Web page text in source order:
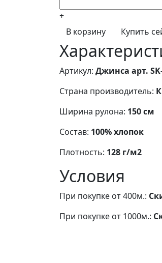
+
В корзину
Купить
Артикул: Джинса арт.
Страна производитель:
Ширина рулона: 150 см
Состав: 100% хлопок
Плотность: 128 г/м2
Условия
При покупке от 400м.:
При покупке от 1000м.: